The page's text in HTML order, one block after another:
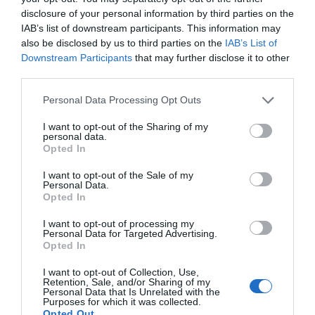
disclosure of your personal information by third parties on the
IAB’s list of downstream participants. This information may
also be disclosed by us to third parties on the IAB’s List of
Downstream Participants that may further disclose it to other
Personal Data Processing Opt Outs
I want to opt-out of the Sharing of my
personal data.
Opted In
I want to opt-out of the Sale of my
Personal Data.
Opted In
I want to opt-out of processing my
Personal Data for Targeted Advertising.
Opted In
I want to opt-out of Collection, Use,
Retention, Sale, and/or Sharing of my
Personal Data that Is Unrelated with the
Purposes for which it was collected.
de datos monitoriza en tiempo real el negocio de 60
clubes de LaLiga, Liga F y Primera Rfef; 200 clubes de
ligas europeas; 22 clubes de ACB y Primera FEB y 80
clubes de Euroliga, Eurocup, BCL, Euroliga y Eurocup
femeninas.
La plataforma también contabiliza la asistencia a
todos los eventos deportivos, de entretenimiento y
música en España, así como más de 23.000 contratos
de patrocinio en el mercado español y otros 7.000
contratos de las ligas europeas y norteamericanas de
fútbol y baloncesto, segmentados por competición,
valor económico aproximado de cada acuerdo. Si
quieres más información, contacta con nosotros a
través deintelligence@2playbook.com
Añadir2Playbookcomo fuente preferida de Google
de forma gratuita